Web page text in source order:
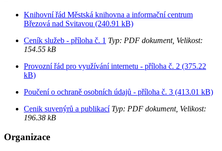
Knihovní řád Městská knihovna a informační centrum
Březová nad Svitavou (240.91 kB)
Ceník služeb - příloha č. 1 Typ: PDF dokument, Velikost:
154.55 kB
Provozní řád pro využívání internetu - příloha č. 2 (375.22
kB)
Poučení o ochraně osobních údajů - příloha č. 3 (413.01 kB)
Cenik suvenýrů a publikacíTyp: PDF dokument, Velikost:
196.38 kB
Organizace